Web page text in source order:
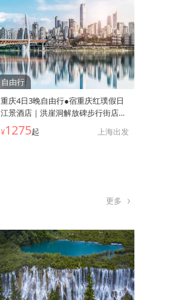
自由行
重庆4日3晚自由行●宿重庆红璞假日
江景酒店｜洪崖洞解放碑步行街店
（上海直飞重庆 酒店吊脚楼建筑风格
22楼平台观嘉陵江+直通解放碑 1楼
¥1275起 上海出发
更多